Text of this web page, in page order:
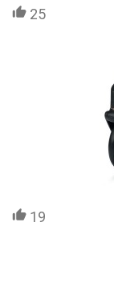
25
19